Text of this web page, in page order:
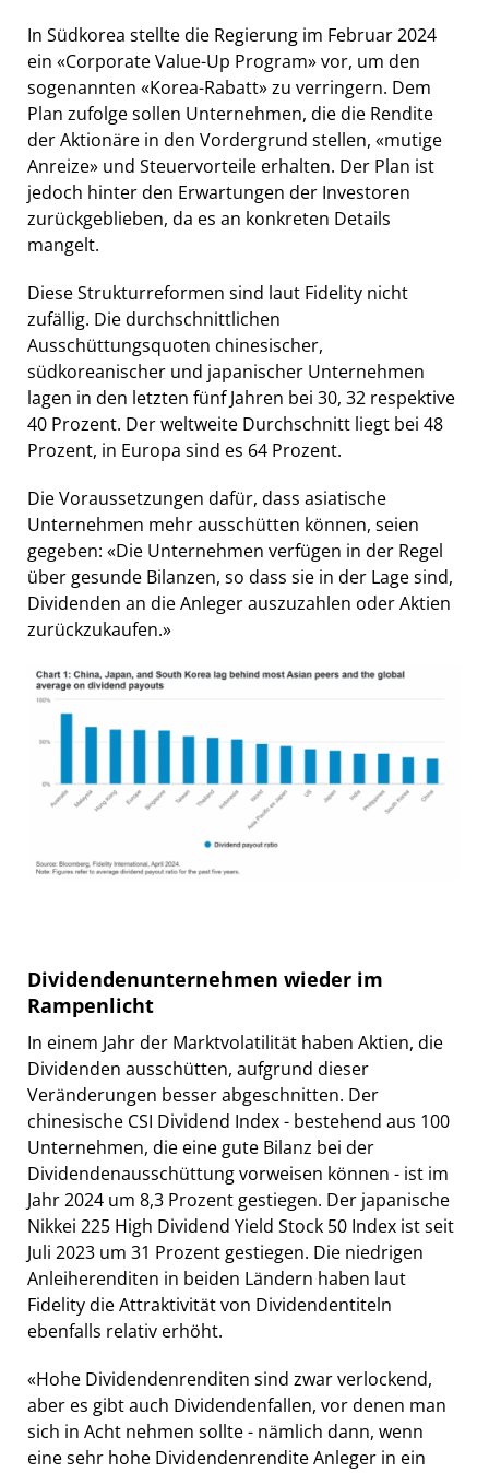
In Südkorea stellte die Regierung im Februar 2024
ein «Corporate Value-Up Program» vor, um den
sogenannten «Korea-Rabatt» zu verringern. Dem
Plan zufolge sollen Unternehmen, die die Rendite
der Aktionäre in den Vordergrund stellen, «mutige
Anreize» und Steuervorteile erhalten. Der Plan ist
jedoch hinter den Erwartungen der Investoren
zurückgeblieben, da es an konkreten Details
mangelt.
Diese Strukturreformen sind laut Fidelity nicht
zufällig. Die durchschnittlichen
Ausschüttungsquoten chinesischer,
südkoreanischer und japanischer Unternehmen
lagen in den letzten fünf Jahren bei 30, 32 respektive
40 Prozent. Der weltweite Durchschnitt liegt bei 48
Prozent, in Europa sind es 64 Prozent.
Die Voraussetzungen dafür, dass asiatische
Unternehmen mehr ausschütten können, seien
gegeben: «Die Unternehmen verfügen in der Regel
über gesunde Bilanzen, so dass sie in der Lage sind,
Dividenden an die Anleger auszuzahlen oder Aktien
zurückzukaufen.»
Dividendenunternehmen wieder im
Rampenlicht
In einem Jahr der Marktvolatilität haben Aktien, die
Dividenden ausschütten, aufgrund dieser
Veränderungen besser abgeschnitten. Der
chinesische CSI Dividend Index - bestehend aus 100
Unternehmen, die eine gute Bilanz bei der
Dividendenausschüttung vorweisen können - ist im
Jahr 2024 um 8,3 Prozent gestiegen. Der japanische
Nikkei 225 High Dividend Yield Stock 50 Index ist seit
Juli 2023 um 31 Prozent gestiegen. Die niedrigen
Anleiherenditen in beiden Ländern haben laut
Fidelity die Attraktivität von Dividendentiteln
ebenfalls relativ erhöht.
«Hohe Dividendenrenditen sind zwar verlockend,
aber es gibt auch Dividendenfallen, vor denen man
sich in Acht nehmen sollte - nämlich dann, wenn
eine sehr hohe Dividendenrendite Anleger in ein